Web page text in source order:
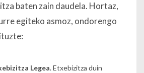
baten zain daudela. Hortaz,
egiteko asmoz, ondorengo
Legea. Etxebizitza duin